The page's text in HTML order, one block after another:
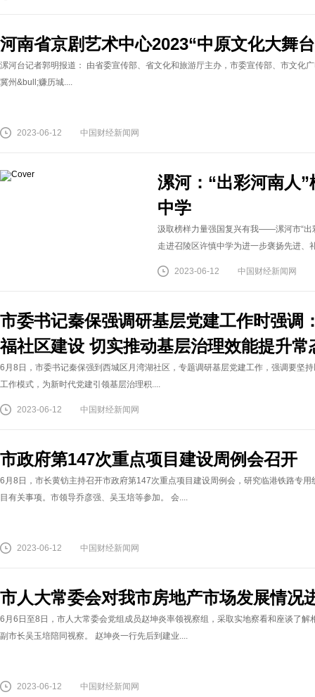
河南省京剧艺术中心2023“中原文化大舞
漯河台记者郭明报道： 由省委宣传部、省文化和旅游厅主办，市委宣传部、市文化
冀州&bull;赚历城....
2023-06-12 中国财经新闻网
漯河：“出彩河南人
中学
汲取榜样力量强国复兴有我——漯河市“出
走进召陵区许慎中学为进一步褒扬先进、
2023-06-12 中国财经新闻网
市委书记秦保强调研基层党建工作时强调
福社区建设 切实推动基层治理效能提升常
6月8日，市委书记秦保强到西城区月湾湖社区，专题调研基层党建工作，强调要坚
工作模式，为新时代党建引领基层治理积....
2023-06-12 中国财经新闻网
市政府第147次重点项目建设周例会召开
6月8日，市长黄钫主持召开市政府第147次重点项目建设周例会，研究临港铁路专
目有关事项。市领导乔彦强、吴玉培等参加。 会....
2023-06-12 中国财经新闻网
市人大常委会对我市房地产市场发展情况
6月6日至8日，市人大常委会党组成员赵坤炎率领视察组，采取实地察看和座谈了
副市长吴玉培陪同视察。 赵坤炎一行先后到建业....
2023-06-12 中国财经新闻网